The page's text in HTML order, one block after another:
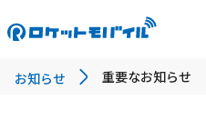
お知らせ 重要なお知らせ